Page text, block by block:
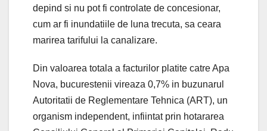
depind si nu pot fi controlate de concesionar,
cum ar fi inundatiile de luna trecuta, sa ceara
marirea tarifului la canalizare.
Din valoarea totala a facturilor platite catre Apa
Nova, bucurestenii vireaza 0,7% in buzunarul
Autoritatii de Reglementare Tehnica (ART), un
organism independent, infiintat prin hotararea